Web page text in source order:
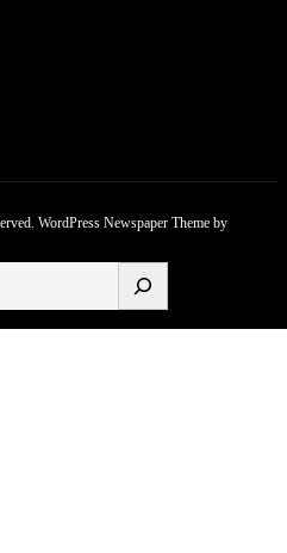
WordPress Newspaper Themeby